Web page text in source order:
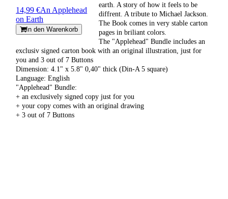
14,99 €An Applehead
on Earth
In den Warenkorb
earth. A story of how it feels to be
diffrent. A tribute to Michael Jackson.
The Book comes in very stable carton
pages in briliant colors.
The "Applehead" Bundle includes an
exclusiv signed carton book with an original illustration, just for
you and 3 out of 7 Buttons
Dimension: 4.1" x 5.8" 0,40" thick (Din-A 5 square)
Language: English
"Applehead" Bundle:
+ an exclusively signed copy just for you
+ your copy comes with an original drawing
+ 3 out of 7 Buttons